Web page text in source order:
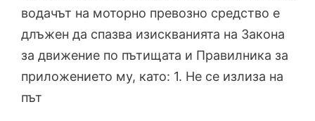
водачът на моторно превозно средство е
длъжен да спазва изискванията на Закона
за движение по пътищата и Правилника за
приложението му, като: 1. Не се излиза на
път